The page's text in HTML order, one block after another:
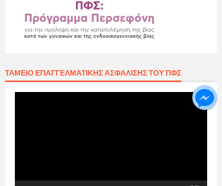
ΤΑΜΕΊΟ ΕΠΑΓΓΕΛΜΑΤΙΚΉΣ ΑΣΦΆΛΙΣΗΣ ΤΟΥ ΠΦΣ